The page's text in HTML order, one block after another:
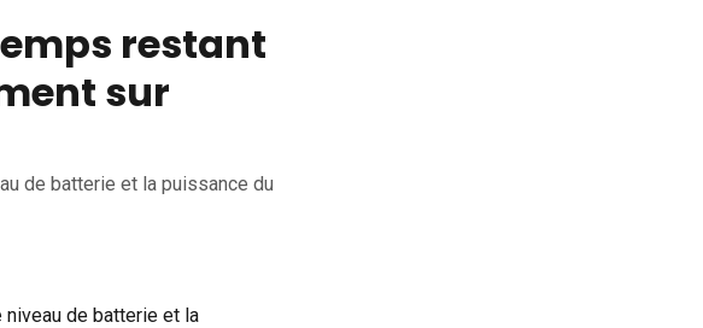
restant
sur
de batterie et la puissance du
niveau de batterie et la